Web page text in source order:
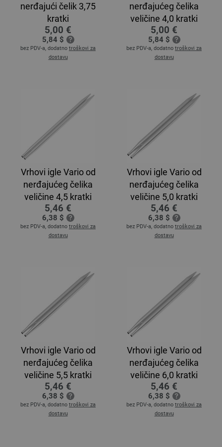
nerđajući čelik 3,75
kratki
5,00 €
5,84 $
bez PDV-a, dodatno troškovi za
dostavu
nerđajućeg čelika
veličine 4,0 kratki
5,00 €
5,84 $
bez PDV-a, dodatno troškovi za
dostavu
Vrhovi igle Vario od
nerđajućeg čelika
veličine 4,5 kratki
5,46 €
6,38 $
bez PDV-a, dodatno troškovi za
dostavu
Vrhovi igle Vario od
nerđajućeg čelika
veličine 5,0 kratki
5,46 €
6,38 $
bez PDV-a, dodatno troškovi za
dostavu
Vrhovi igle Vario od
nerđajućeg čelika
veličine 5,5 kratki
5,46 €
6,38 $
bez PDV-a, dodatno troškovi za
dostavu
Vrhovi igle Vario od
nerđajućeg čelika
veličine 6,0 kratki
5,46 €
6,38 $
bez PDV-a, dodatno troškovi za
dostavu